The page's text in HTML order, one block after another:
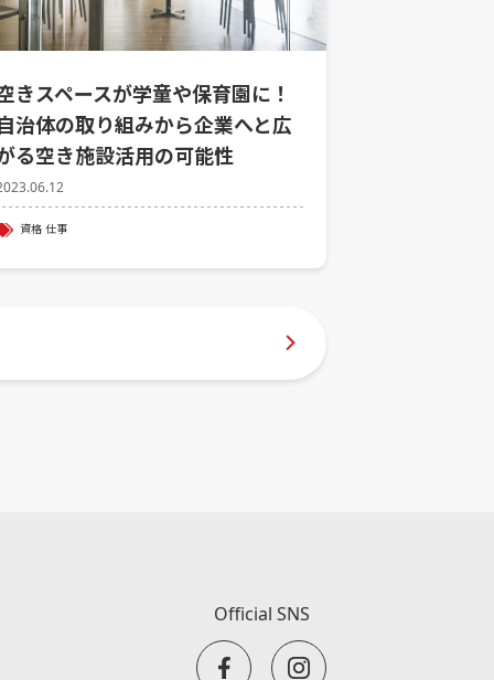
きスペースが学童や保育園に！
治体の取り組みから企業へと広
る空き施設活用の可能性
資格 仕事
Official SNS